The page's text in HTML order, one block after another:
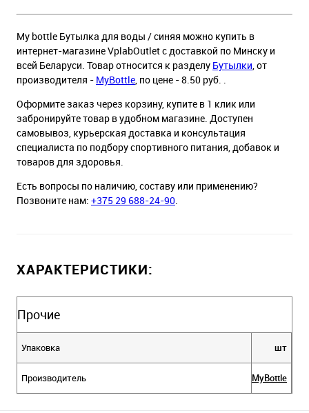
My bottle Бутылка для воды / синяя можно купить в
интернет-магазине VplabOutlet с доставкой по Минску и
всей Беларуси. Товар относится к разделу Бутылки, от
производителя - MyBottle, по цене - 8.50 руб. .
Оформите заказ через корзину, купите в 1 клик или
забронируйте товар в удобном магазине. Доступен
самовывоз, курьерская доставка и консультация
специалиста по подбору спортивного питания, добавок и
товаров для здоровья.
Есть вопросы по наличию, составу или применению?
Позвоните нам: +375 29 688-24-90.
ХАРАКТЕРИСТИКИ:
Прочие
Упаковка шт
Производитель MyBottle